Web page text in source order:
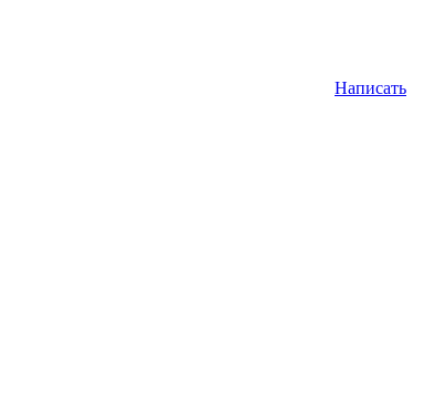
Написать